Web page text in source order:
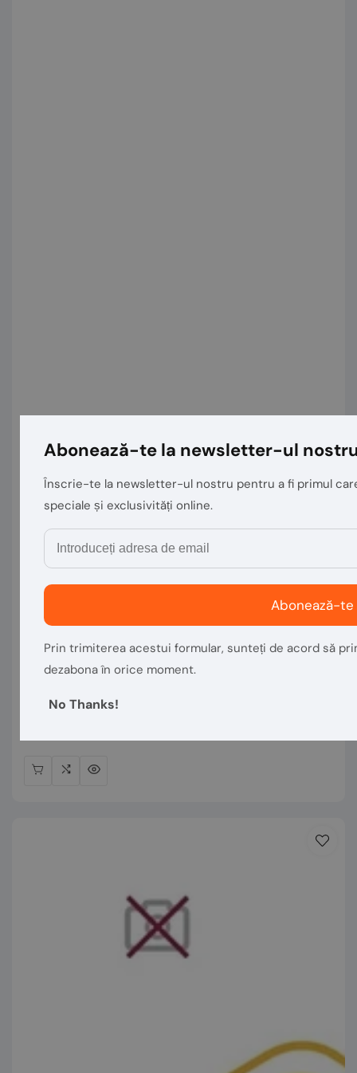
Vânzător:
Excavator pe roti - JCB JS145W
€119.401,68
Abonează-te la newsletter-ul
Înscrie-te la newsletter-ul nostru pentru a fi primul
speciale și exclusivități online.
Abonează-te
Prin trimiterea acestui formular, sunteți de acord să
dezabona în orice moment.
No Thanks!